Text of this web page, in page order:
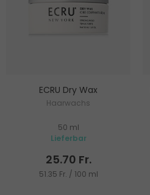
ECRU Dry Wax
Haarwachs
50 ml
Lieferbar
25.70 Fr.
51.35 Fr. / 100 ml